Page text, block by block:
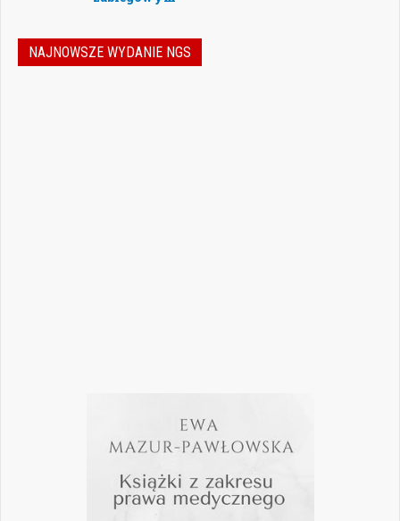
NAJNOWSZE WYDANIE NGS